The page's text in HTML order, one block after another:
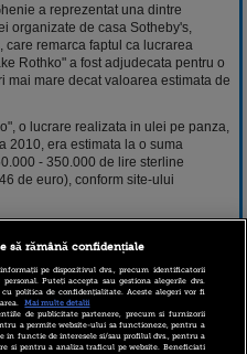
a reprezentat una dintre
organizate de casa Sotheby's,
care remarca faptul ca lucrarea
Rothko" a fost adjudecata pentru o
mai mare decat valoarea estimata de
o lucrare realizata in ulei pe panza,
2010, era estimata la o suma
- 350.000 de lire sterline
de euro), conform site-ului
licitatii, un triptic de mici dimensiuni
Bacon si realizat in 1967, ce
26,7 milioane de lire sterline (33,3
Baia Mare, Adrian Ghenie a absolvit
si Design din Cluj si s-a tot
să rămână confidențiale
pe dispozitivul dvs., precum identificatorii
Puteți accepta sau gestiona alegerile dvs.
politica de confidențialitate. Aceste alegeri vor fi
Mai multe detalii
de publicitate partenere, precum si furnizorii
a permite website-ului sa functioneze, pentru a
functie de interesele si/sau profilul dvs., pentru a
si pentru a analiza traficul pe website. Beneficiati